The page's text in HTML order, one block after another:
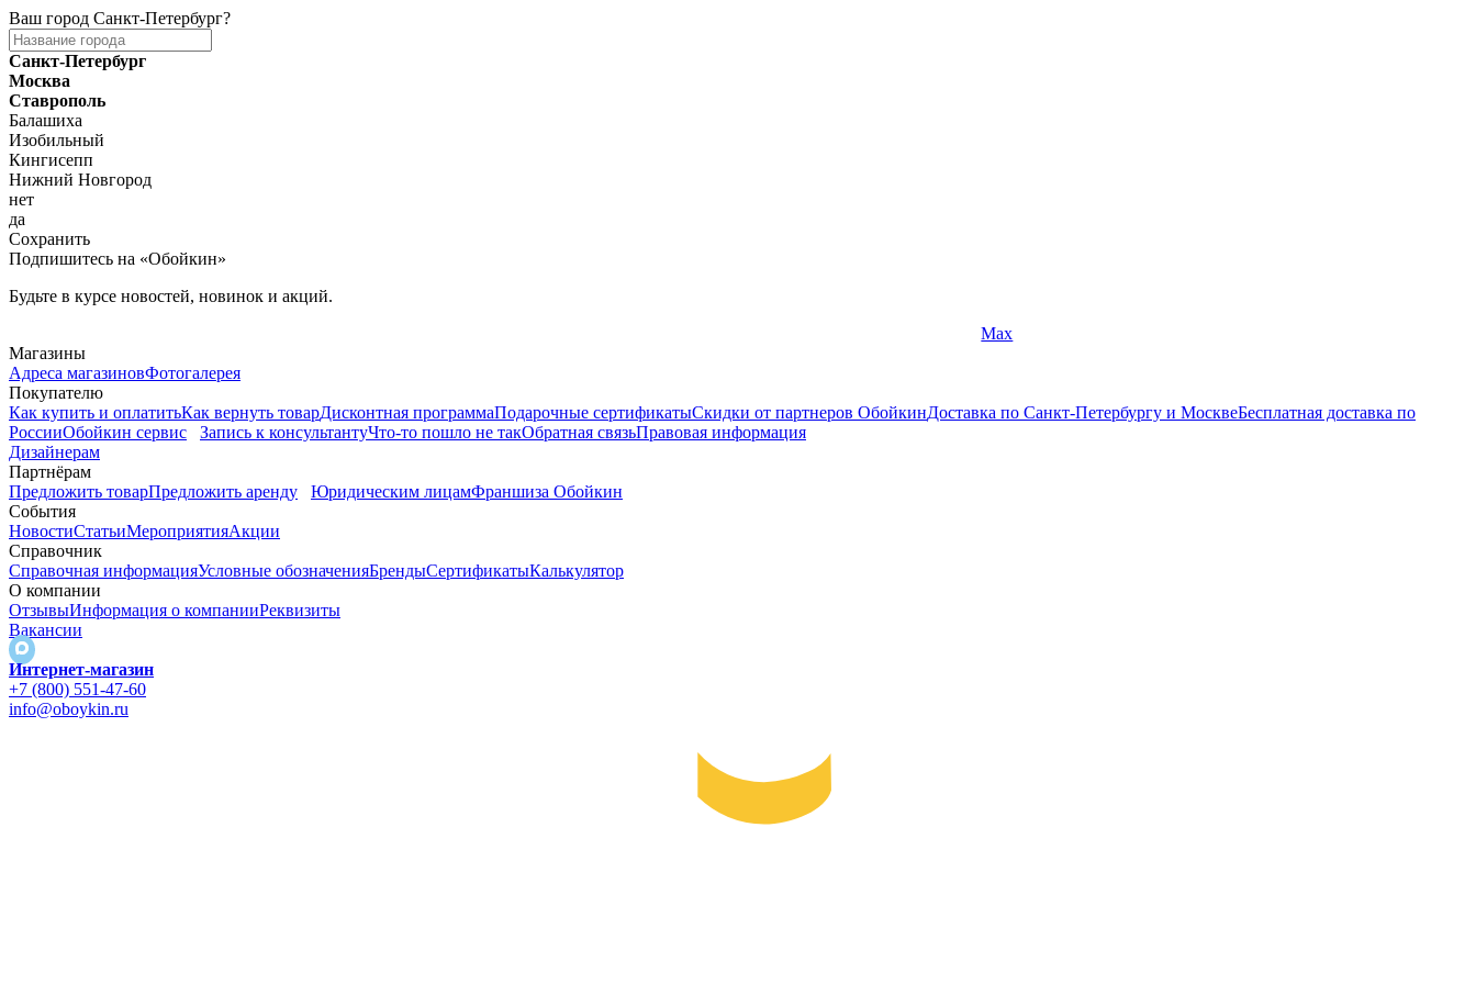
Ваш город Санкт-Петербург?
Санкт-Петербург
Москва
Ставрополь
Балашиха
Изобильный
Кингисепп
Нижний Новгород
нет
да
Сохранить
Подпишитесь на «Обойкин»
Будьте в курсе новостей, новинок и акций.
Max
Магазины
Адреса магазиновФотогалерея
Покупателю
Как купить и оплатитьКак вернуть товарДисконтная программаПодарочные сертификатыСкидки от партнеров ОбойкинДоставка по Санкт-Петербургу и МосквеБесплатная доставка по
РоссииОбойкин сервис Запись к консультантуЧто-то пошло не такОбратная связьПравовая информация
Дизайнерам
Партнёрам
Предложить товарПредложить аренду Юридическим лицамФраншиза Обойкин
События
НовостиСтатьиМероприятияАкции
Справочник
Справочная информацияУсловные обозначенияБрендыСертификатыКалькулятор
О компании
ОтзывыИнформация о компанииРеквизиты
Вакансии
Интернет-магазин
+7 (800) 551-47-60
info@oboykin.ru